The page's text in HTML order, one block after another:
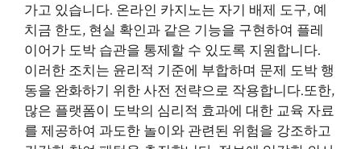
가고 있습니다. 온라인 카지노는 자기 배제 도구, 예
치금 한도, 현실 확인과 같은 기능을 구현하여 플레
이어가 도박 습관을 통제할 수 있도록 지원합니다.
이러한 조치는 윤리적 기준에 부합하며 문제 도박 행
동을 완화하기 위한 사전 전략으로 작용합니다.또한,
많은 플랫폼이 도박의 심리적 효과에 대한 교육 자료
를 제공하여 과도한 놀이와 관련된 위험을 강조하고